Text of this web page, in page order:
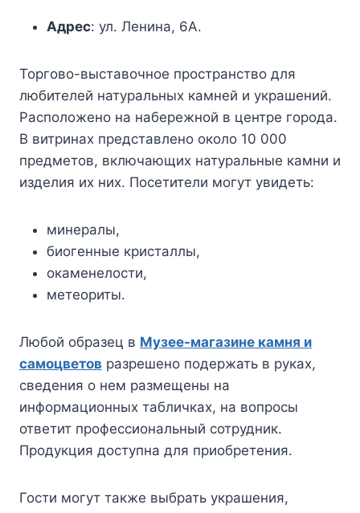
Адрес: ул. Ленина, 6А.
Торгово-выставочное пространство для
любителей натуральных камней и украшений.
Расположено на набережной в центре города.
В витринах представлено около 10 000
предметов, включающих натуральные камни и
изделия их них. Посетители могут увидеть:
минералы,
биогенные кристаллы,
окаменелости,
метеориты.
Любой образец в Музее-магазине камня и
самоцветов разрешено подержать в руках,
сведения о нем размещены на
информационных табличках, на вопросы
ответит профессиональный сотрудник.
Продукция доступна для приобретения.
Гости могут также выбрать украшения,